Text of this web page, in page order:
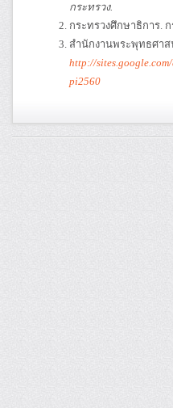
กระทรวง.
กระทรวงศึกษาธิการ.
สำนักงานพระพุทธศา
http://
pi2560